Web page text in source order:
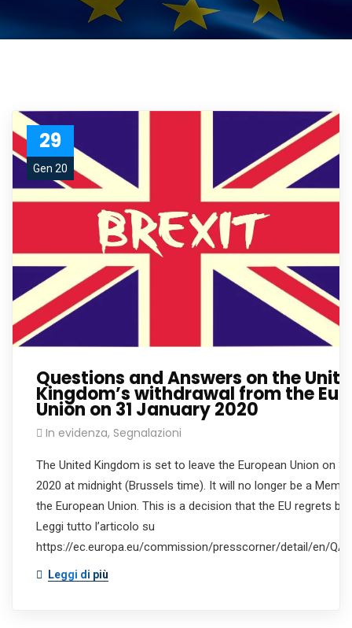
29
Gen 20
Questions and Answers on the
Kingdom’s withdrawal from the
Union on 31 January 2020
In evidenza, Segnalazioni
The United Kingdom is set to leave the European Union on
2020 at midnight (Brussels time). It will no longer be a
the European Union. This is a decision that the EU regrets
Leggi tutto l’articolo su
https://ec.europa.eu/commission/presscorner/detail/en/
Leggi di più